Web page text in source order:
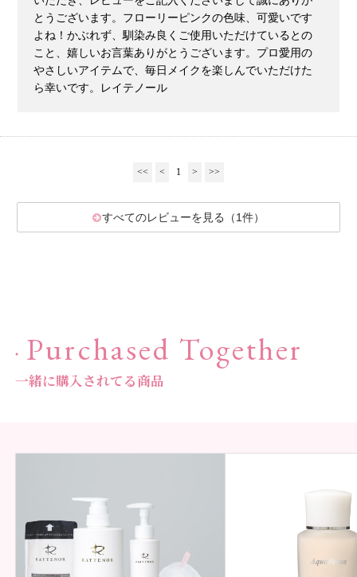
サプリ・食品
とうございます。フローリーピンクの色味、可愛いです
よね！かぶれず、馴染み良くご使用いただけているとの
こと、嬉しいお言葉ありがとうございます。プロ愛用の
やさしいアイテムで、毎日メイクを楽しんでいただけた
ら幸いです。レイテノール
<< < 1 > >>
すべてのレビューを見る（1件）
Purchased Together
一緒に購入されてる商品